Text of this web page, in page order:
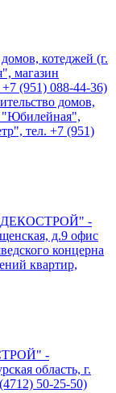
домов,
"Юбилейная",
тел. +7 (951)
-
д.9 офис
концерна
квартир,
-
область, г.
50-25-50)